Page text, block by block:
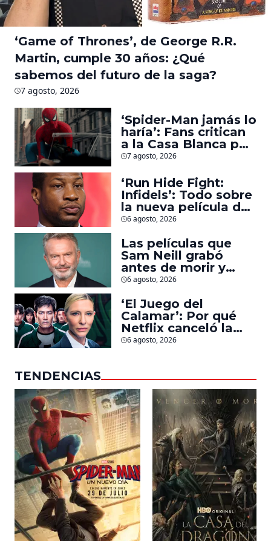
‘Game of Thrones’, de George R.R.
Martin, cumple 30 años: ¿Qué
sabemos del futuro de la saga?
7 agosto, 2026
‘Spider-Man jamás lo
haría’: Fans critican
a la Casa Blanca por
usar al héroe para
deportaciones
7 agosto, 2026
‘Run Hide Fight:
Infidels’: Todo sobre
la nueva película de
Jonathan Majors en
islamistas radicales
6 agosto, 2026
Las películas que
Sam Neill grabó
antes de morir y
llegarán pronto a
6 agosto, 2026
‘El Juego del
Calamar’: Por qué
Netflix canceló la
serie de David
Unidos
6 agosto, 2026
TENDENCIAS